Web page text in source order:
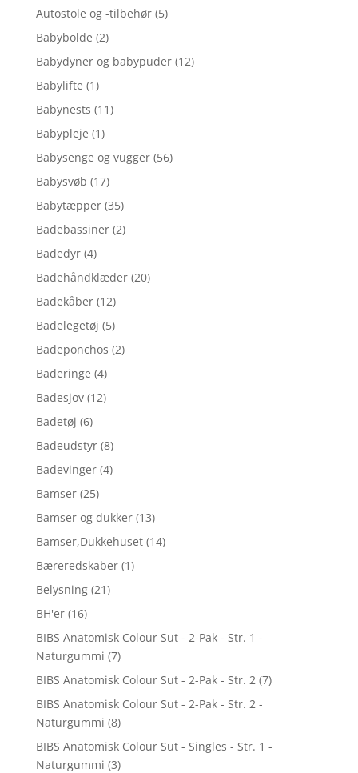
Autostole og -tilbehør (5)
Babybolde (2)
Babydyner og babypuder (12)
Babylifte (1)
Babynests (11)
Babypleje (1)
Babysenge og vugger (56)
Babysvøb (17)
Babytæpper (35)
Badebassiner (2)
Badedyr (4)
Badehåndklæder (20)
Badekåber (12)
Badelegetøj (5)
Badeponchos (2)
Baderinge (4)
Badesjov (12)
Badetøj (6)
Badeudstyr (8)
Badevinger (4)
Bamser (25)
Bamser og dukker (13)
Bamser,Dukkehuset (14)
Bæreredskaber (1)
Belysning (21)
BH'er (16)
BIBS Anatomisk Colour Sut - 2-Pak - Str. 1 -
Naturgummi (7)
BIBS Anatomisk Colour Sut - 2-Pak - Str. 2 (7)
BIBS Anatomisk Colour Sut - 2-Pak - Str. 2 -
Naturgummi (8)
BIBS Anatomisk Colour Sut - Singles - Str. 1 -
Naturgummi (3)